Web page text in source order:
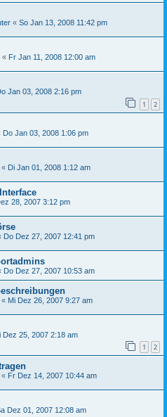
« So Jan 13, 2008 11:42 pm
« Fr Jan 11, 2008 12:00 am
Jan 03, 2008 2:16 pm
1 2
Do Jan 03, 2008 1:06 pm
« Di Jan 01, 2008 1:12 am
28, 2007 3:12 pm
Do Dez 27, 2007 12:41 pm
Do Dez 27, 2007 10:53 am
« Mi Dez 26, 2007 9:27 am
Dez 25, 2007 2:18 am
1 2
« Fr Dez 14, 2007 10:44 am
Dez 01, 2007 12:08 am